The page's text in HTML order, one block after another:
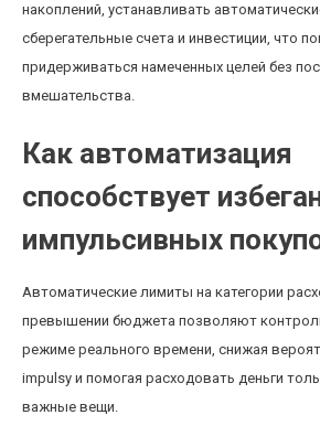
накоплений, устанавливать
сберегательные счета и инвестиции, что
придерживаться намеченных целей без
вмешательства.
Как автоматизация
способствует
импульсивных
Автоматические лимиты на категории
превышении бюджета позволяют
режиме реального времени, снижая
impulsу и помогая расходовать деньги
важные вещи.